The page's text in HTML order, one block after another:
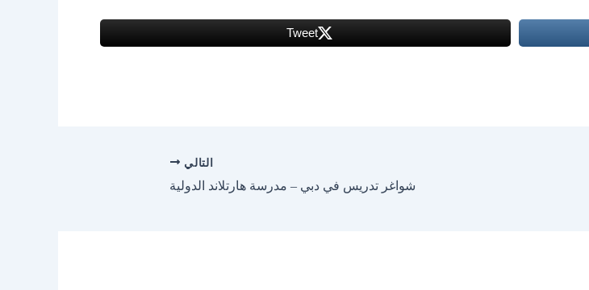
Tweet
التالي
شواغر تدريس في دبي – مدرسة هارتلاند الدولية